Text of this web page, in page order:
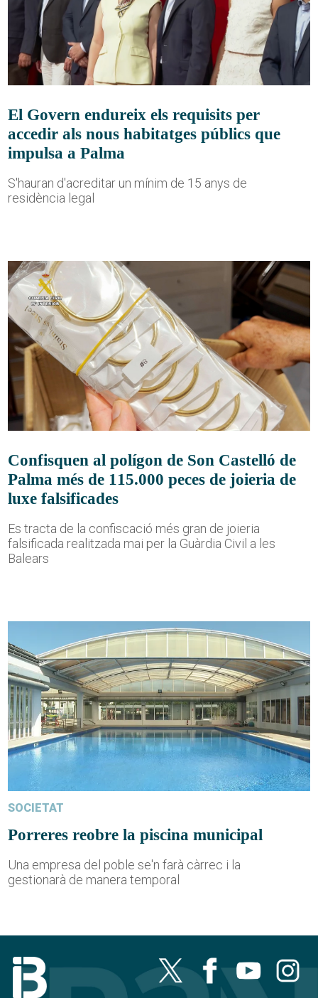
El Govern endureix els requisits per
accedir als nous habitatges públics que
impulsa a Palma
S'hauran d'acreditar un mínim de 15 anys de
residència legal
Confisquen al polígon de Son Castelló de
Palma més de 115.000 peces de joieria de
luxe falsificades
Es tracta de la confiscació més gran de joieria
falsificada realitzada mai per la Guàrdia Civil a les
Balears
SOCIETAT
Porreres reobre la piscina municipal
Una empresa del poble se'n farà càrrec i la
gestionarà de manera temporal